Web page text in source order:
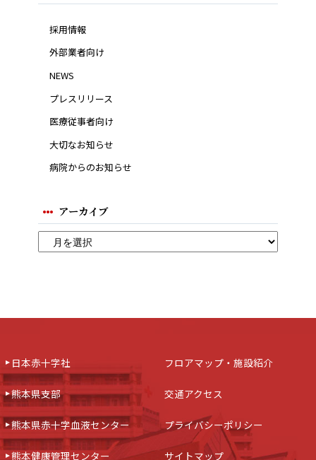
採用情報
外部業者向け
NEWS
プレスリリース
医療従事者向け
大切なお知らせ
病院からのお知らせ
アーカイブ
日本赤十字社
熊本県支部
熊本県赤十字血液センター
熊本健康管理センター
フロアマップ・施設紹介
交通アクセス
プライバシーポリシー
サイトマップ